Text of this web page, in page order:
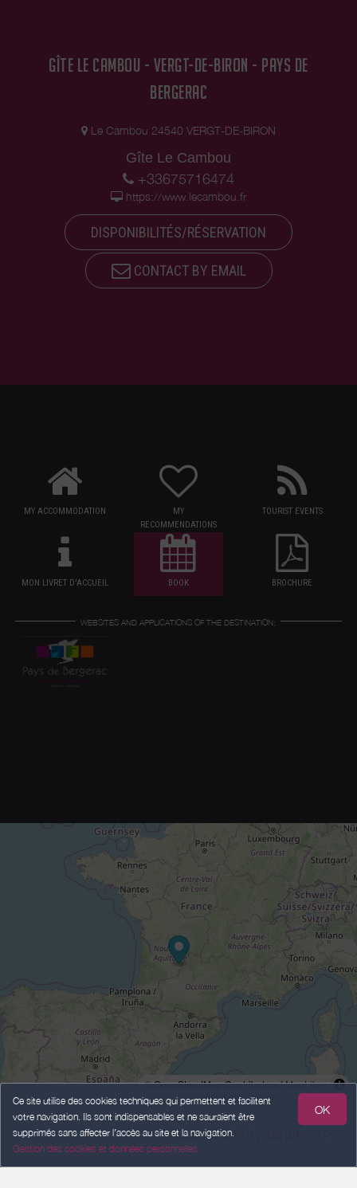
Ce site utilise des cookies techniques qui permettent et facilitent
votre navigation. Ils sont indispensables et ne sauraient être
supprimés sans affecter l’accès au site et la navigation.
Gestion des cookies et données personnelles
OK
GÎTE LE CAMBOU - VERGT-DE-BIRON - PAYS DE
BERGERAC
Le Cambou 24540 VERGT-DE-BIRON
Gîte Le Cambou
+33675716474
https://www.lecambou.fr
DISPONIBILITÉS/RÉSERVATION
CONTACT BY EMAIL
MY ACCOMMODATION
MY
RECOMMENDATIONS
TOURIST EVENTS
MON LIVRET D'ACCUEIL BOOK BROCHURE
WEBSITES AND APPLICATIONS OF THE DESTINATION:
© OpenStreetMap Contributors |MapLibre
Comment m'y rendre ? >